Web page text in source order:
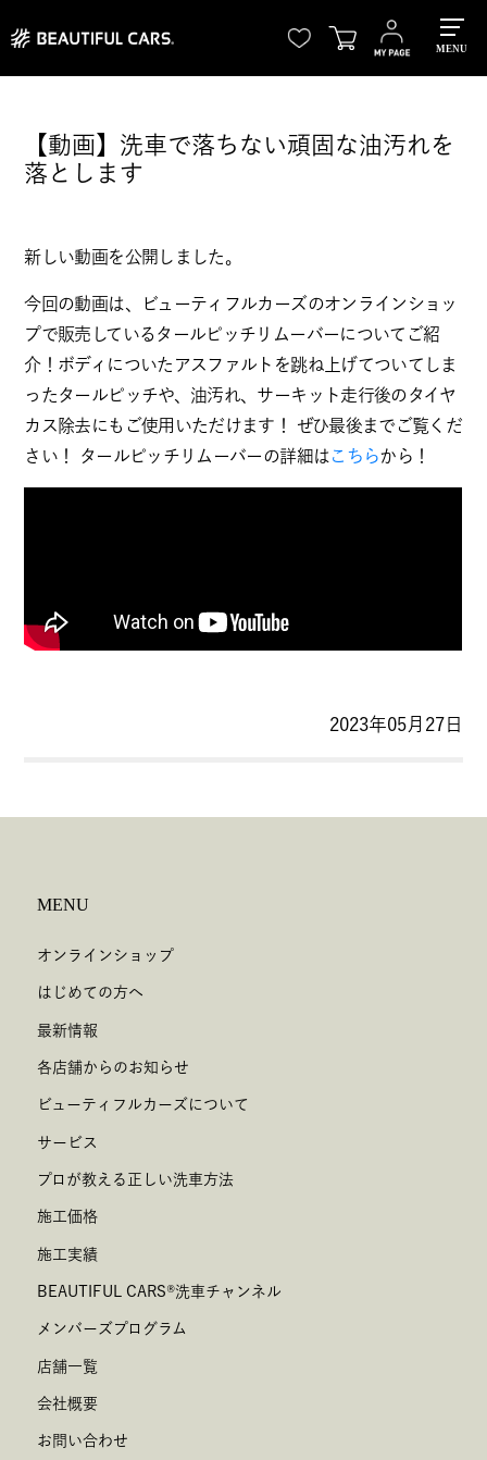
MENU
【動画】洗車で落ちない頑固な油汚れを
落とします
新しい動画を公開しました。
今回の動画は、ビューティフルカーズのオンラインショッ
プで販売しているタールピッチリムーバーについてご紹
介！ボディについたアスファルトを跳ね上げてついてしま
ったタールピッチや、油汚れ、サーキット走行後のタイヤ
カス除去にもご使用いただけます！ ぜひ最後までご覧くだ
さい！ タールピッチリムーバーの詳細は こちらから！
2023年05月27日
MENU
オンラインショップ
はじめての方へ
最新情報
各店舗からのお知らせ
ビューティフルカーズについて
サービス
プロが教える正しい洗車方法
施工価格
施工実績
BEAUTIFUL CARS®洗車チャンネル
メンバーズプログラム
店舗一覧
会社概要
お問い合わせ